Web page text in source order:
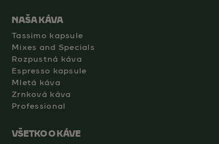
NAŠA KÁVA
Tassimo kapsule
Mixes and Specials
Rozpustná káva
Espresso kapsule
Mletá káva
Zrnková káva
Professional
VŠETKO O KÁVE